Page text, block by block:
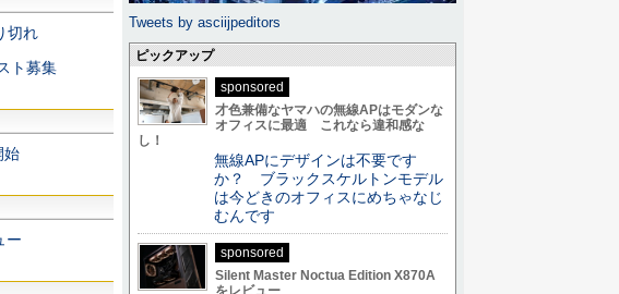
切れ
ト募集
始
ー
Tweets by asciijpeditors
ピックアップ
sponsored
才色兼備なヤマハの無線APはモダンな
オフィスに最適 これなら違和感な
し！
無線APにデザインは不要です
か？ ブラックスケルトンモデル
は今どきのオフィスにめちゃなじ
むんです
sponsored
Silent Master Noctua Edition X870A
をレビュー